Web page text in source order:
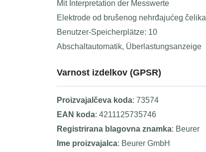
Mit Interpretation der Messwerte
Elektrode od brušenog nehrđajućeg čelika
Benutzer-Speicherplätze: 10
Abschaltautomatik, Überlastungsanzeige
Varnost izdelkov (GPSR)
Proizvajalčeva koda: 73574
EAN koda: 4211125735746
Registrirana blagovna znamka: Beurer
Ime proizvajalca: Beurer GmbH